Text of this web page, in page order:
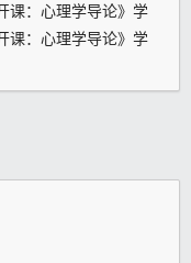
：心理学导论》学
：心理学导论》学